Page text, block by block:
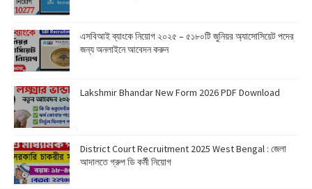
এসবিআই ব্যাংকে নিয়োগ ২০২৫ – ৫১৮০টি জুনিয়র অ্যাসোসিয়েট পদের
জন্য অনলাইনে আবেদন করুন
Lakshmir Bhandar New Form 2026 PDF Download
District Court Recruitment 2025 West Bengal : জেলা
আদালতে গ্রুপ ডি কর্মী নিয়োগ